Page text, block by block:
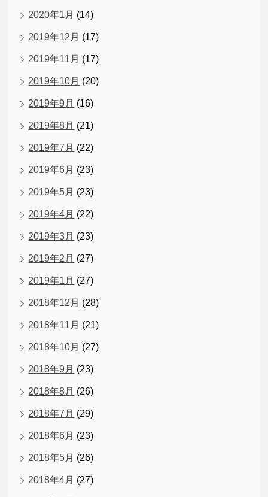
2020年1月 (14)
2019年12月 (17)
2019年11月 (17)
2019年10月 (20)
2019年9月 (16)
2019年8月 (21)
2019年7月 (22)
2019年6月 (23)
2019年5月 (23)
2019年4月 (22)
2019年3月 (23)
2019年2月 (27)
2019年1月 (27)
2018年12月 (28)
2018年11月 (21)
2018年10月 (27)
2018年9月 (23)
2018年8月 (26)
2018年7月 (29)
2018年6月 (23)
2018年5月 (26)
2018年4月 (27)